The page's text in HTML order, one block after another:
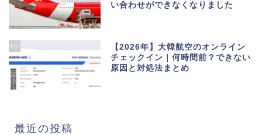
い合わせができなくなりました
10
【2026年】大韓航空のオンライン
チェックイン｜何時間前？できない
原因と対処法まとめ
最近の投稿